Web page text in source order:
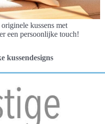
kussens met
een persoonlijke touch!
kussendesigns